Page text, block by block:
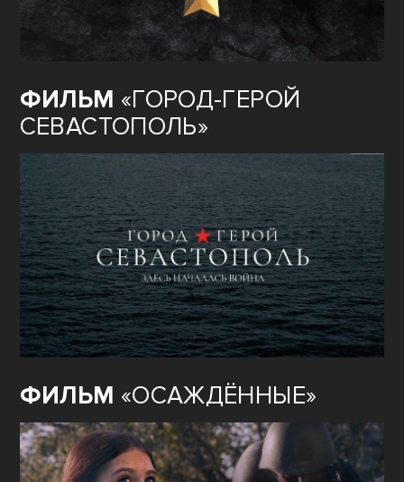
ФИЛЬМ «ГОРОД-ГЕРОЙ
СЕВАСТОПОЛЬ»
ФИЛЬМ «ОСАЖДЁННЫЕ»